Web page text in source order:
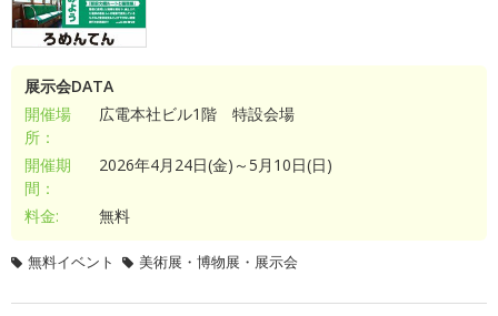
展示会DATA
開催場
所：
広電本社ビル1階 特設会場
開催期
間：
2026年4月24日(金)～5月10日(日)
料金: 無料
無料イベント 美術展・博物展・展示会